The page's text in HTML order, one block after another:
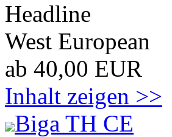
Headline
West European
ab 40,00 EUR
Inhalt zeigen >>
Biga TH CE